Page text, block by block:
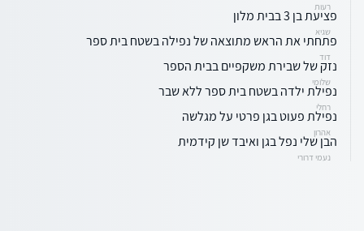
רעות
פציעת בן 3 בבית מלון
שגיא
פתחתי את הראש מתוצאה של נפילה בשטח בית ספר
דוד
נזק של שבירת משקפיים בבית הספר
שלומי
נפילת ילדה בשטח בית ספר ללא שבר
רחלי
נפילת פעוט בגן פרטי על מגלשה
אהרון
הבן שלי נפל בגן ואיבד שן קידמית
נעמי דרורי